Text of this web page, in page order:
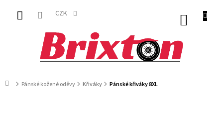
obsah
CZK
DomůPánské kožené oděvy Křiváky Pánské křiváky 8XL